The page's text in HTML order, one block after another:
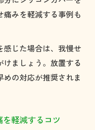
みを軽減する事例も
感じた場合は、我慢せ
ましょう。放置する
の対応が推奨されま
軽減するコツ